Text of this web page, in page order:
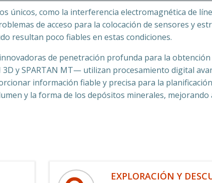
únicos, como la interferencia electromagnética de
de acceso para la colocación de sensores y
resultan poco fiables en estas condiciones.
de penetración profunda para la
y SPARTAN MT— utilizan procesamiento digital
información fiable y precisa para la
y la forma de los depósitos minerales, mejorando
EXPLORACIÓN Y